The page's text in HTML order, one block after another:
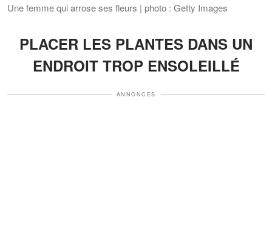
Une femme qui arrose ses fleurs | photo : Getty Images
PLACER LES PLANTES DANS UN
ENDROIT TROP ENSOLEILLÉ
ANNONCES